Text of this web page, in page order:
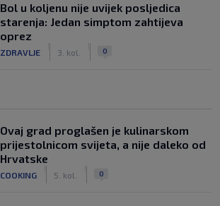
Bol u koljenu nije uvijek posljedica
starenja: Jedan simptom zahtijeva
oprez
ZDRAVLJE 3. kol. 0
Ovaj grad proglašen je kulinarskom
prijestolnicom svijeta, a nije daleko od
Hrvatske
COOKING 5. kol. 0